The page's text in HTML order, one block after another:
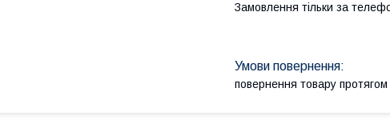
Замовлення тільки за
повернення товару протягом